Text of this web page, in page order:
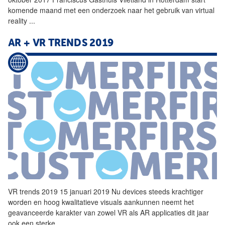
komende maand met een onderzoek naar het gebruik van virtual
reality ...
AR + VR TRENDS 2019
VR trends 2019 15 januari 2019 Nu devices steeds krachtiger
worden en hoog kwalitatieve visuals aankunnen neemt het
geavanceerde karakter van zowel VR als AR applicaties dit jaar